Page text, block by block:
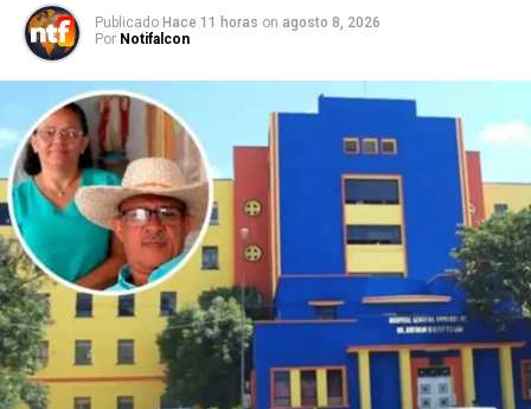
Publicado Hace 11 horas on agosto 8, 2026
Por Notifalcon